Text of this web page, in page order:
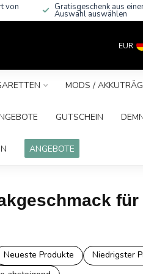
von Gratisgeschenk aus
Auswahl auswählen
EUR
MODS /
GUTSCHEIN
ANGEBOTE
für
Neueste Produkte Niedrigster